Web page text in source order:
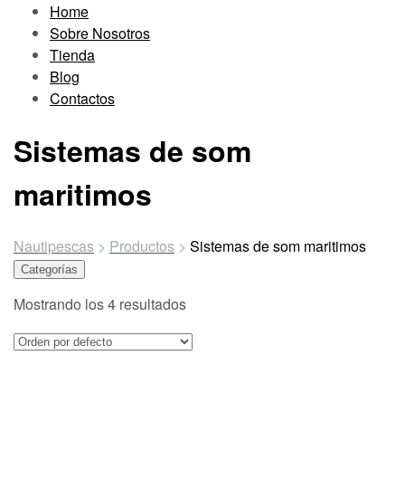
Home
Sobre Nosotros
Tienda
Blog
Contactos
Sistemas de som
maritimos
Nautipescas > Productos > Sistemas de som maritimos
Categorías
Mostrando los 4 resultados